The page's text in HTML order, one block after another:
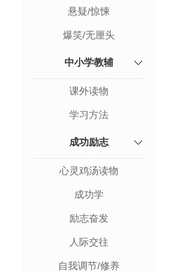
悬疑/惊悚
爆笑/无厘头
中小学教辅
课外读物
学习方法
成功励志
心灵鸡汤读物
成功学
励志奋发
人际交往
自我调节/修养